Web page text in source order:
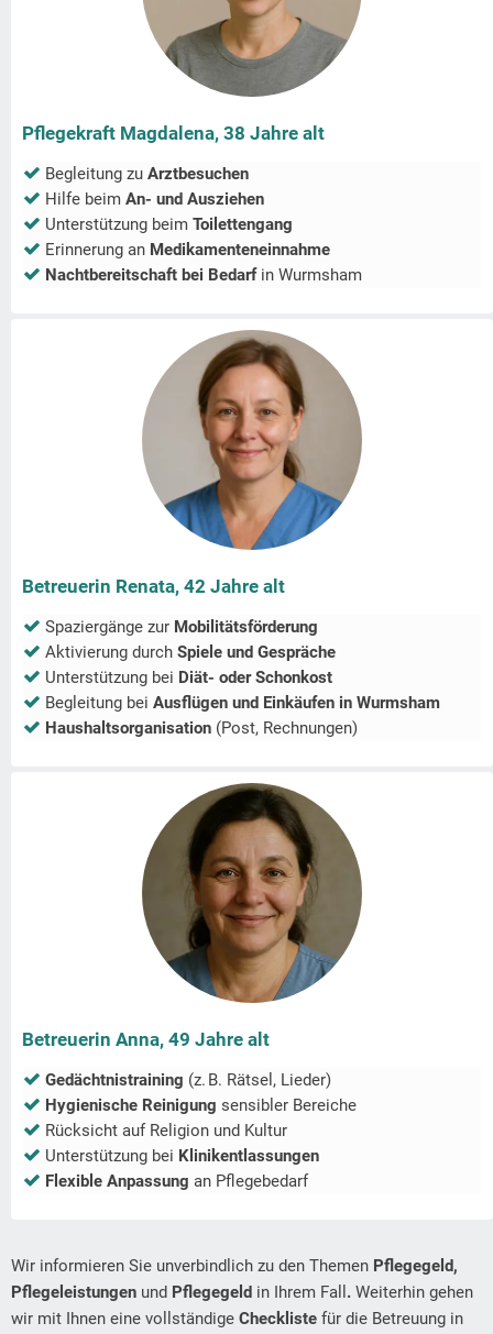
Pflegekraft Magdalena, 38 Jahre alt
Begleitung zu Arztbesuchen
Hilfe beim An- und Ausziehen
Unterstützung beim Toilettengang
Erinnerung an Medikamenteneinnahme
Nachtbereitschaft bei Bedarfin Wurmsham
Betreuerin Renata, 42 Jahre alt
Spaziergänge zur Mobilitätsförderung
Aktivierung durch Spiele und Gespräche
Unterstützung bei Diät- oder Schonkost
Begleitung bei Ausflügen und Einkäufen in Wurmsham
Haushaltsorganisation (Post, Rechnungen)
Betreuerin Anna, 49 Jahre alt
Gedächtnistraining (z. B. Rätsel, Lieder)
Hygienische Reinigung sensibler Bereiche
Rücksicht auf Religion und Kultur
Unterstützung bei Klinikentlassungen
Flexible Anpassung an Pflegebedarf
Wir informieren Sie unverbindlich zu den Themen Pflegegeld,
Pflegeleistungen und Pflegegeld in Ihrem Fall . Weiterhin gehen
wir mit Ihnen eine vollständige Checkliste für die Betreuung in